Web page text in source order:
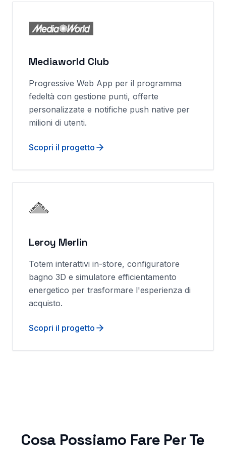
Mediaworld Club
Progressive Web App per il programma
fedeltà con gestione punti, offerte
personalizzate e notifiche push native per
milioni di utenti.
Scopri il progetto
Leroy Merlin
Totem interattivi in-store, configuratore
bagno 3D e simulatore efficientamento
energetico per trasformare l'esperienza di
acquisto.
Scopri il progetto
Cosa Possiamo Fare Per Te